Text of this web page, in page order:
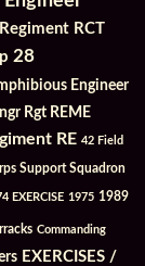
RCT
28
Engineer
Rgt REME
RE 42 Field
Support Squadron
EXERCISE 1975 1989
Commanding
EXERCISES /